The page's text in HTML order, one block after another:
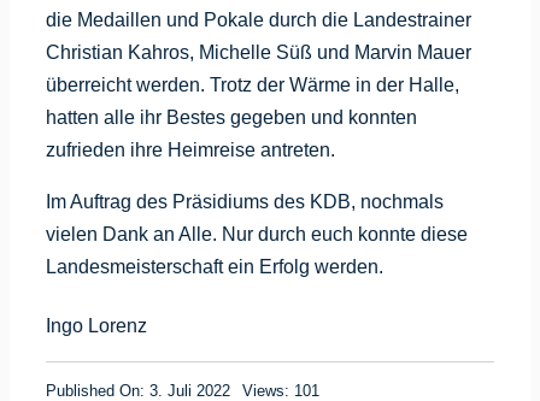
die Medaillen und Pokale durch die Landestrainer
Christian Kahros, Michelle Süß und Marvin Mauer
überreicht werden. Trotz der Wärme in der Halle,
hatten alle ihr Bestes gegeben und konnten
zufrieden ihre Heimreise antreten.
Im Auftrag des Präsidiums des KDB, nochmals
vielen Dank an Alle. Nur durch euch konnte diese
Landesmeisterschaft ein Erfolg werden.
Ingo Lorenz
Published On: 3. Juli 2022 Views: 101